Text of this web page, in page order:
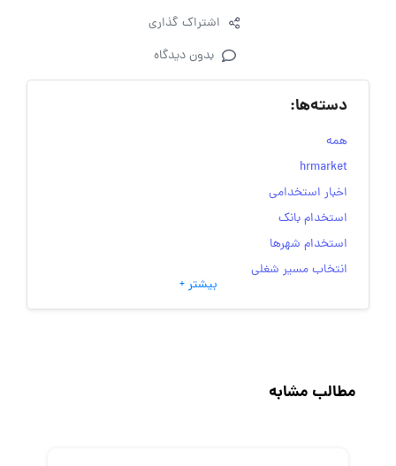
اشتراک گذاری
بدون دیدگاه
دسته‌ها:
همه
hrmarket
اخبار استخدامی
استخدام بانک
استخدام شهرها
انتخاب مسیر شغلی
به‌روزرسانی‌های سایت (کارجویی)
رزومه
بیشتر +
مطالب مشابه